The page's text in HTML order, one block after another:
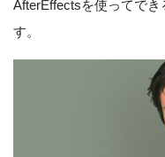
AfterEffectsを使ってで
す。